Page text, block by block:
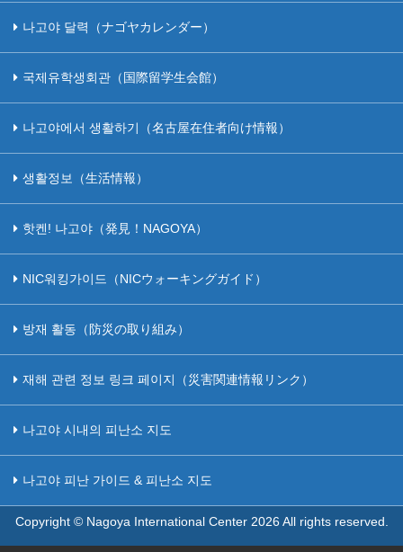
나고야 달력（ナゴヤカレンダー）
국제유학생회관（国際留学生会館）
나고야에서 생활하기（名古屋在住者向け情報）
생활정보（生活情報）
핫켄! 나고야（発見！NAGOYA）
NIC워킹가이드（NICウォーキングガイド）
방재 활동（防災の取り組み）
재해 관련 정보 링크 페이지（災害関連情報リンク）
나고야 시내의 피난소 지도
나고야 피난 가이드 & 피난소 지도
Copyright © Nagoya International Center 2026 All rights reserved.